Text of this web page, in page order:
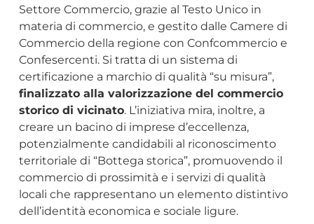
Settore Commercio, grazie al Testo Unico in
materia di commercio, e gestito dalle Camere di
Commercio della regione con Confcommercio e
Confesercenti. Si tratta di un sistema di
certificazione a marchio di qualità “su misura”,
finalizzato alla valorizzazione del commercio
storico di vicinato. L’iniziativa mira, inoltre, a
creare un bacino di imprese d’eccellenza,
potenzialmente candidabili al riconoscimento
territoriale di “Bottega storica”, promuovendo il
commercio di prossimità e i servizi di qualità
locali che rappresentano un elemento distintivo
dell’identità economica e sociale ligure.